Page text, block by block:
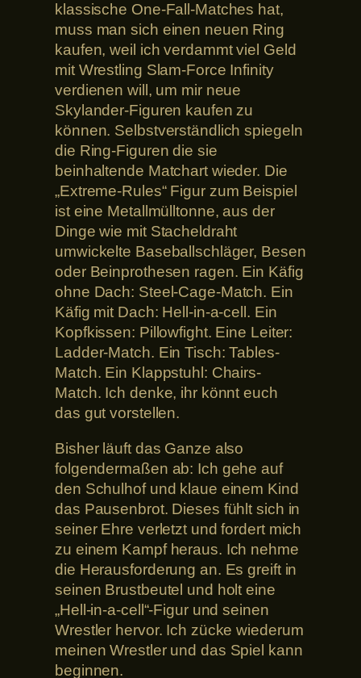
klassische One-Fall-Matches hat,
muss man sich einen neuen Ring
kaufen, weil ich verdammt viel Geld
mit Wrestling Slam-Force Infinity
verdienen will, um mir neue
Skylander-Figuren kaufen zu
können. Selbstverständlich spiegeln
die Ring-Figuren die sie
beinhaltende Matchart wieder. Die
„Extreme-Rules“ Figur zum Beispiel
ist eine Metallmülltonne, aus der
Dinge wie mit Stacheldraht
umwickelte Baseballschläger, Besen
oder Beinprothesen ragen. Ein Käfig
ohne Dach: Steel-Cage-Match. Ein
Käfig mit Dach: Hell-in-a-cell. Ein
Kopfkissen: Pillowfight. Eine Leiter:
Ladder-Match. Ein Tisch: Tables-
Match. Ein Klappstuhl: Chairs-
Match. Ich denke, ihr könnt euch
das gut vorstellen.
Bisher läuft das Ganze also
folgendermaßen ab: Ich gehe auf
den Schulhof und klaue einem Kind
das Pausenbrot. Dieses fühlt sich in
seiner Ehre verletzt und fordert mich
zu einem Kampf heraus. Ich nehme
die Herausforderung an. Es greift in
seinen Brustbeutel und holt eine
„Hell-in-a-cell“-Figur und seinen
Wrestler hervor. Ich zücke wiederum
meinen Wrestler und das Spiel kann
beginnen.